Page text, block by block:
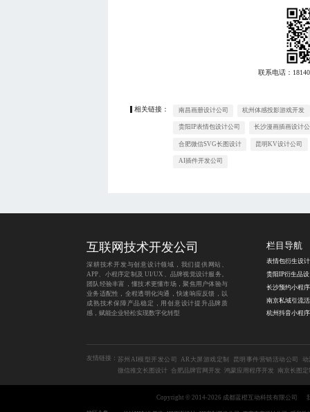
联系电话：
相关链接： 南昌画册设计公司 杭州体感投影游戏开发
贵阳IP表情包设计公司 长沙漫画插画设计
合肥微信SVG长图设计 昆明KV设计公司
AI插件开发公司
互联网技术开发公司
深耕技术开发与创意设计领域，我们提供网站、
APP、小程序定制及 UI/UX、品牌视觉设计服务。
团队经验丰富，懂技术更懂市场，聚焦用户体验与
业务适配性，全程透明化沟通，快速响应反馈，以
成熟技术保障产品稳定，用创意设计提升品牌质
感，赋能企业轻松实现数字化转型
栏目导航
表情包衍生设计
友情链接： 苏州AI模型开发公司 AR大屏游戏定制 昆明事件营销活动公司
动
微信推文长图设计 合肥品牌官网开发 鸿蒙应用程序开发 南京长图
Copyright © 2014-2026 成都蓝橙互动科技有限公司